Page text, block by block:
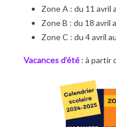
Zone A : du 11 avril
Zone B : du 18 avril
Zone C : du 4 avril
Vacances d’été : à partir